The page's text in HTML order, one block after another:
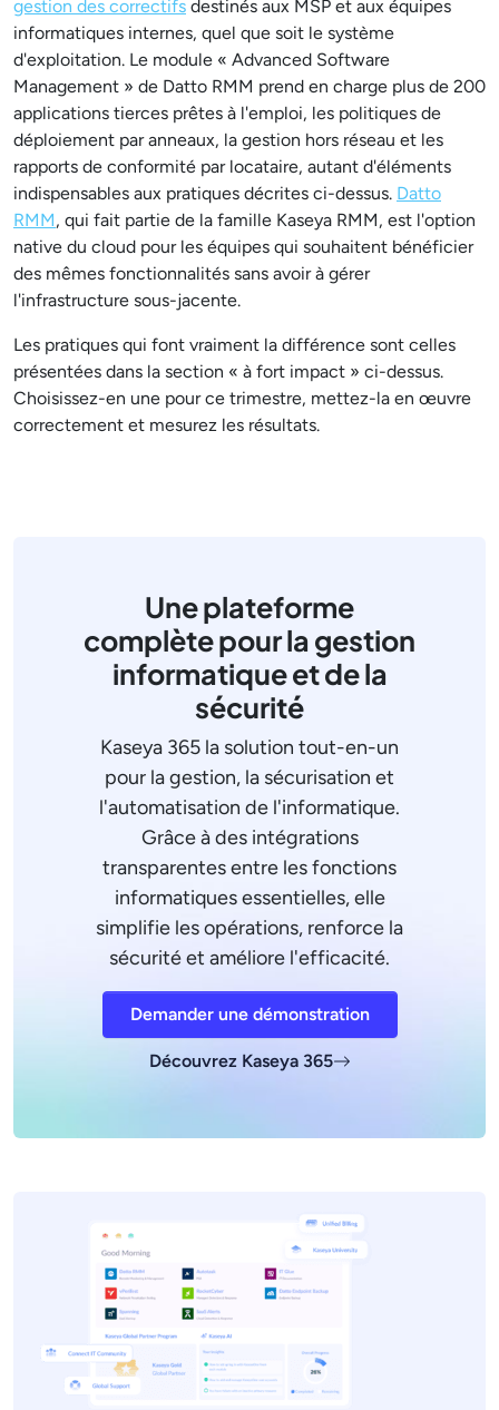
gestion des correctifs destinés aux MSP et aux équipes
informatiques internes, quel que soit le système
d'exploitation. Le module « Advanced Software
Management » de Datto RMM prend en charge plus de 200
applications tierces prêtes à l'emploi, les politiques de
déploiement par anneaux, la gestion hors réseau et les
rapports de conformité par locataire, autant d'éléments
indispensables aux pratiques décrites ci-dessus. Datto
RMM, qui fait partie de la famille Kaseya RMM, est l'option
native du cloud pour les équipes qui souhaitent bénéficier
des mêmes fonctionnalités sans avoir à gérer
l'infrastructure sous-jacente.
Les pratiques qui font vraiment la différence sont celles
présentées dans la section « à fort impact » ci-dessus.
Choisissez-en une pour ce trimestre, mettez-la en œuvre
correctement et mesurez les résultats.
Une plateforme
complète pour la gestion
informatique et de la
sécurité
Kaseya 365 la solution tout-en-un
pour la gestion, la sécurisation et
l'automatisation de l'informatique.
Grâce à des intégrations
transparentes entre les fonctions
informatiques essentielles, elle
simplifie les opérations, renforce la
sécurité et améliore l'efficacité.
Demander une démonstration
Découvrez Kaseya 365